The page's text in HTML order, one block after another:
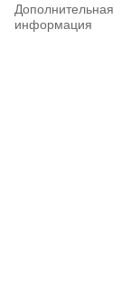
Дополнительная
информация